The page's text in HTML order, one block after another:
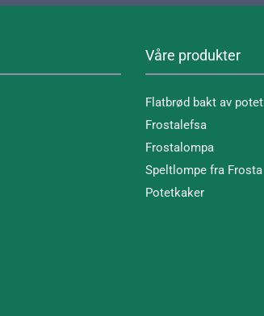
Våre produkter
Flatbrød bakt av potet
Frostalefsa
Frostalompa
Speltlompe fra Frosta
Potetkaker